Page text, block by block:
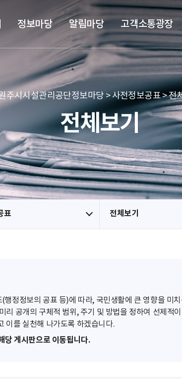
본문 바로가기
메뉴 바로가기
정보마당 알림마당 고객소통광장
주시시설관리공단정보마당 > 사전정보공표 > 전
전체보기
표 전체보기
행정정보의 공표 등)에 따라, 국민생활에 큰 영향을 미
리 공개의 구체적 범위, 주기 및 방법을 정하여 선제적
이를 실천해 나가도록 하겠습니다.
당 게시판으로 이동됩니다.